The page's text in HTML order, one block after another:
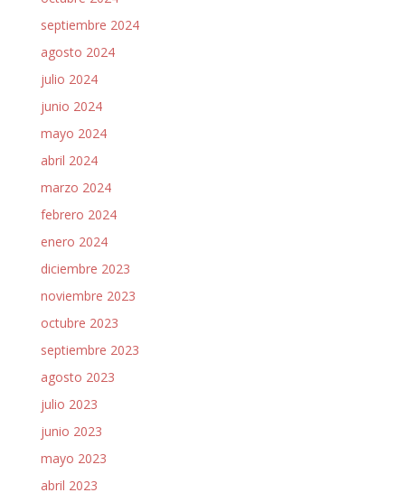
septiembre 2024
agosto 2024
julio 2024
junio 2024
mayo 2024
abril 2024
marzo 2024
febrero 2024
enero 2024
diciembre 2023
noviembre 2023
octubre 2023
septiembre 2023
agosto 2023
julio 2023
junio 2023
mayo 2023
abril 2023